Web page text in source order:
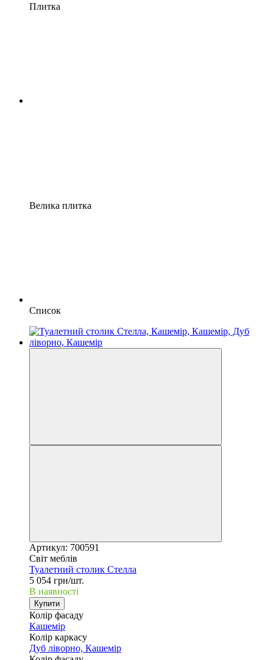
Плитка
Велика плитка
Список
Артикул: 700591
Світ меблів
Туалетний столик Стелла
5 054 грн/шт.
В наявності
Купити
Колір фасаду
Кашемір
Колір каркасу
Дуб ліворно, Кашемір